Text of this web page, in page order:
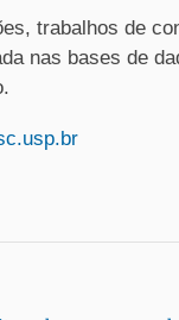
trabalhos de
nas bases de